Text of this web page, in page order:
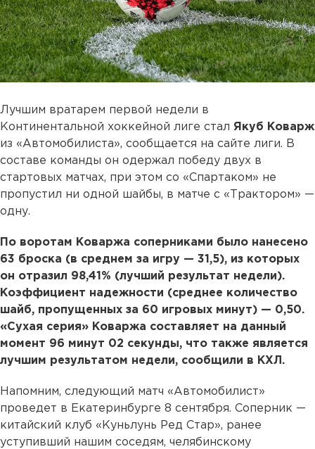
Лучшим вратарем первой недели в
Континентальной хоккейной лиге стал Якуб Коварж
из «Автомобилиста», сообщается на сайте лиги. В
составе команды он одержал победу двух в
стартовых матчах, при этом со «Спартаком» не
пропустил ни одной шайбы, в матче с «Трактором» —
одну.
По воротам Коваржа соперниками было нанесено
63 броска (в среднем за игру — 31,5), из которых
он отразил 98,41% (лучший результат недели).
Коэффициент надежности (среднее количество
шайб, пропущенных за 60 игровых минут) — 0,50.
«Сухая серия» Коваржа составляет на данный
момент 96 минут 02 секунды, что также является
лучшим результатом недели, сообщили в КХЛ.
Напомним, следующий матч «Автомобилист»
проведет в Екатеринбурге 8 сентября. Соперник —
китайский клуб «Куньлунь Ред Стар», ранее
уступивший нашим соседям, челябинскому